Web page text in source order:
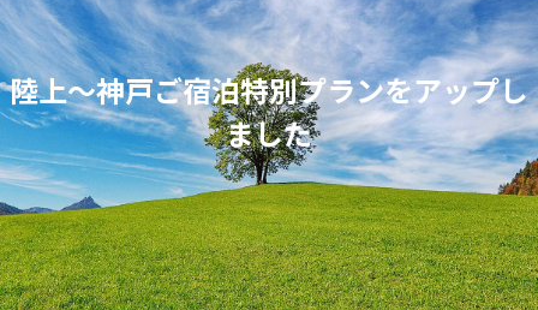
陸上～神戸ご宿泊特別プランをアップし
ました